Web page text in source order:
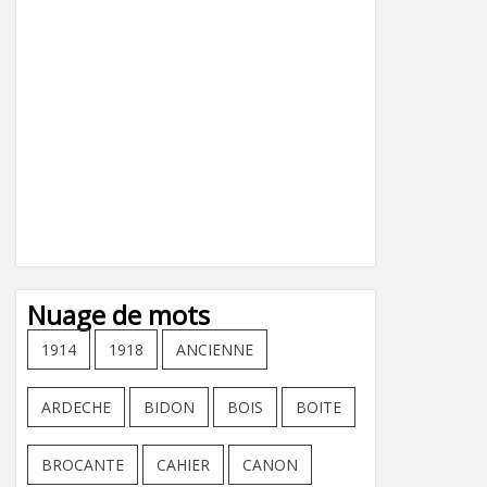
Nuage de mots
1914 1918 ANCIENNE
ARDECHE BIDON BOIS BOITE
BROCANTE CAHIER CANON